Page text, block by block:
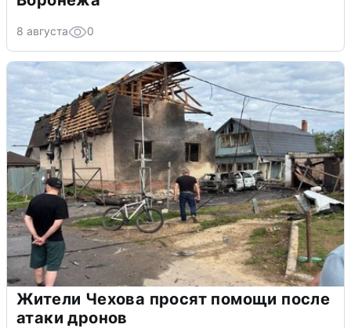
8 августа 0
Жители Чехова просят помощи после
атаки дронов